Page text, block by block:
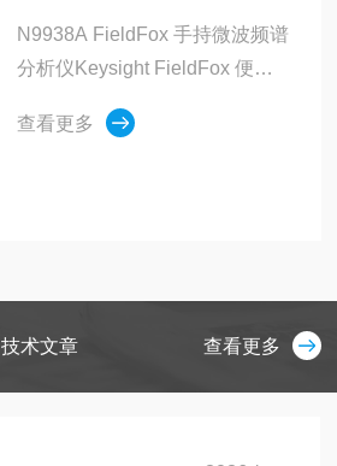
N9938A FieldFox 手持微波频谱
分析仪Keysight FieldFox 便携
环境中，轻松完成从日常维护到
查看更多
技术文章 查看更多